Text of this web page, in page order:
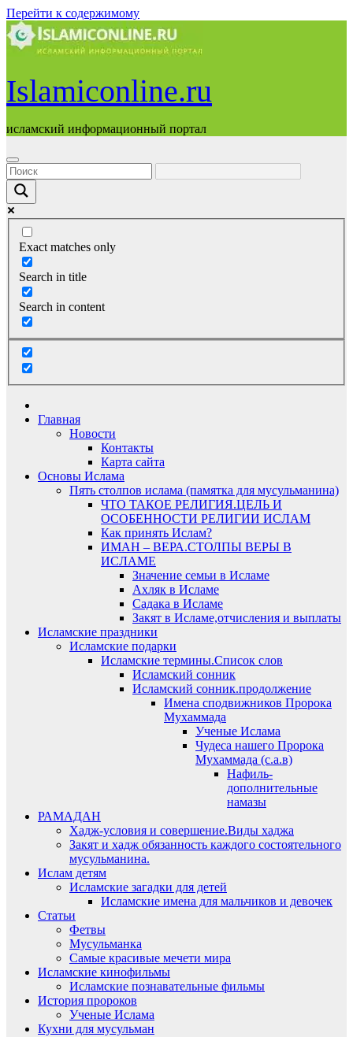
Перейти к содержимому
Islamiconline.ru
исламский информационный портал
Exact matches only
Search in title
Search in content
Главная
Новости
Контакты
Карта сайта
Основы Ислама
Пять столпов ислама (памятка для мусульманина)
ЧТО ТАКОЕ РЕЛИГИЯ.ЦЕЛЬ И
ОСОБЕННОСТИ РЕЛИГИИ ИСЛАМ
Как принять Ислам?
ИМАН – ВЕРА.СТОЛПЫ ВЕРЫ В
ИСЛАМЕ
Значение семьи в Исламе
Ахляк в Исламе
Садака в Исламе
Закят в Исламе,отчисления и выплаты
Исламские праздники
Исламские подарки
Исламские термины.Список слов
Исламский сонник
Исламский сонник.продолжение
Имена сподвижников Пророка
Мухаммада
Ученые Ислама
Чудеса нашего Пророка
Мухаммада (с.а.в)
Нафиль-
дополнительные
намазы
РАМАДАН
Хадж-условия и совершение.Виды хаджа
Закят и хадж обязанность каждого состоятельного
мусульманина.
Ислам детям
Исламские загадки для детей
Исламские имена для мальчиков и девочек
Статьи
Фетвы
Мусульманка
Самые красивые мечети мира
Исламские кинофильмы
Исламские познавательные фильмы
История пророков
Ученые Ислама
Кухни для мусульман